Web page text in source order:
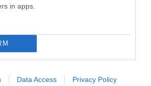
in apps.
Data Access Privacy Policy